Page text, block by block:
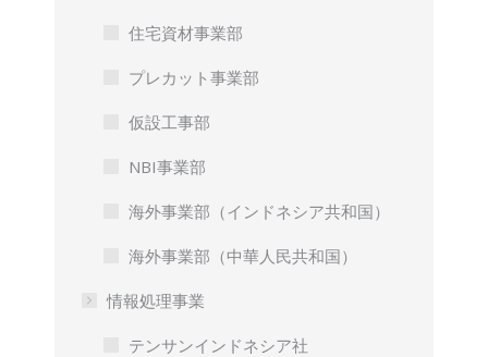
住宅資材事業部
プレカット事業部
仮設工事部
NBI事業部
海外事業部（インドネシア共和国）
海外事業部（中華人民共和国）
情報処理事業
テンサンインドネシア社